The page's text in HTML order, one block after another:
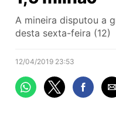
A mineira disputou a
desta sexta-feira (12)
12/04/2019 23:53